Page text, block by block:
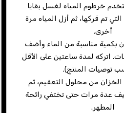
خرطوم المياه لغسل بقايا
تم فركها، ثم أزل المياه مرة
أخرى.
بكمية مناسبة من الماء وأضف
اتركه لمدة ساعتين على الأقل
توصيات المنتج).
من محلول التعقيم، ثم
عدة مرات حتى تختفي رائحة
المطهر.